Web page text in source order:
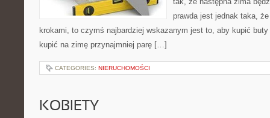
prawda jest jednak taka,
krokami, to czymś najbardziej wskazanym jest to, aby kupić
kupić na zimę przynajmniej parę […]
CATEGORIES: NIERUCHOMOŚCI
KOBIETY